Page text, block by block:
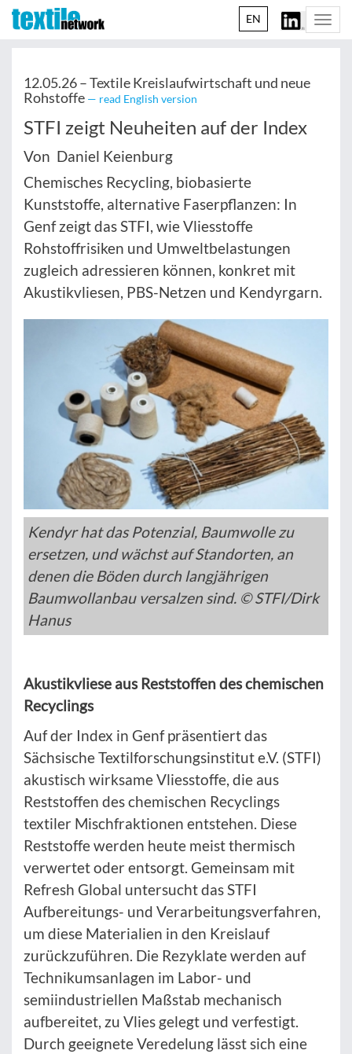
EN
12.05.26 –Textile Kreislaufwirtschaft und neue
Rohstoffe — read English version
STFI zeigt Neuheiten auf der Index
Von Daniel Keienburg
Chemisches Recycling, biobasierte
Kunststoffe, alternative Faserpflanzen: In
Genf zeigt das STFI, wie Vliesstoffe
Rohstoffrisiken und Umweltbelastungen
zugleich adressieren können, konkret mit
Akustikvliesen, PBS-Netzen und Kendyrgarn.
Kendyr hat das Potenzial, Baumwolle zu
ersetzen, und wächst auf Standorten, an
denen die Böden durch langjährigen
Baumwollanbau versalzen sind. © STFI/Dirk
Hanus
Akustikvliese aus Reststoffen des chemischen
Recyclings
Auf der Index in Genf präsentiert das
Sächsische Textilforschungsinstitut e.V. (STFI)
akustisch wirksame Vliesstoffe, die aus
Reststoffen des chemischen Recyclings
textiler Mischfraktionen entstehen. Diese
Reststoffe werden heute meist thermisch
verwertet oder entsorgt. Gemeinsam mit
Refresh Global untersucht das STFI
Aufbereitungs- und Verarbeitungsverfahren,
um diese Materialien in den Kreislauf
zurückzuführen. Die Rezyklate werden auf
Technikumsanlagen im Labor- und
semiindustriellen Maßstab mechanisch
aufbereitet, zu Vlies gelegt und verfestigt.
Durch geeignete Veredelung lässt sich eine